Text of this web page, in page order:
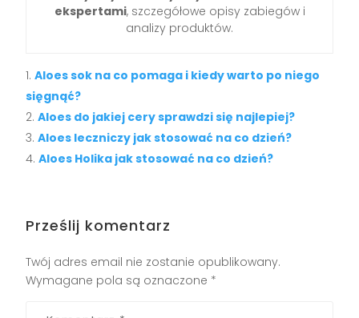
ekspertami, szczegółowe opisy zabiegów i
analizy produktów.
Aloes sok na co pomaga i kiedy warto po niego
sięgnąć?
Aloes do jakiej cery sprawdzi się najlepiej?
Aloes leczniczy jak stosować na co dzień?
Aloes Holika jak stosować na co dzień?
Prześlij komentarz
Twój adres email nie zostanie opublikowany.
Wymagane pola są oznaczone *